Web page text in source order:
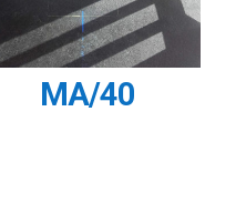
MA/40